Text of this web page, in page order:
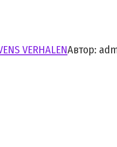
VERHALENАвтор: